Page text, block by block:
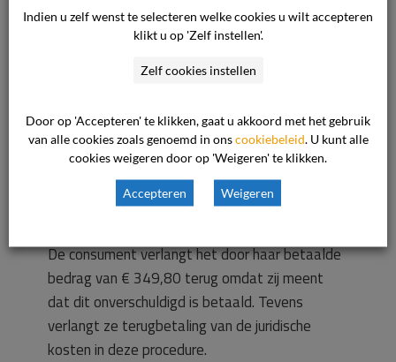
rechtbank opgevraagd waarin is vermeld dat
alleen de moeder belast is met het ouderlijk
gezag over haar zoontje. Deze verklaring heeft
opgenomen met de ondernemer om te vragen
of hij het betaalde bedrag aan haar wilde
terugbetalen, maar de ondernemer wenste haar
niet meer te woord te staan.
De consument verlangt het door haar betaalde
bedrag van € 349,80 terug omdat zij meent
dat dit onverschuldigd is betaald. Tevens
verlangt ze terugbetaling van de juridische
kosten in deze procedure.
Indien u zelf wenst te selecteren welke cookies u wilt accepteren
klikt u op 'Zelf instellen'.
Zelf cookies instellen
Door op 'Accepteren' te klikken, gaat u akkoord met het gebruik
van alle cookies zoals genoemd in onscookiebeleid. U kunt alle
cookies weigeren door op 'Weigeren' te klikken.
Accepteren Weigeren